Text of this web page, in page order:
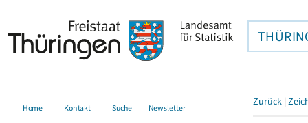
Home Kontakt Suche Newsletter Zurück |